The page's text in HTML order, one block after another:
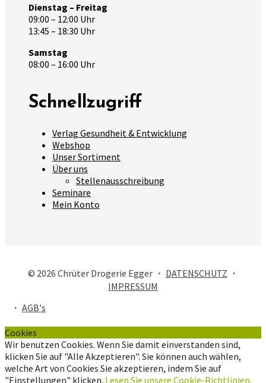
Dienstag – Freitag
09:00 – 12:00 Uhr
13:45 – 18:30 Uhr
Samstag
08:00 – 16:00 Uhr
Schnellzugriff
Verlag Gesundheit & Entwicklung
Webshop
Unser Sortiment
Über uns
Stellenausschreibung
Seminare
Mein Konto
© 2026 Chrüter Drogerie Egger ・ DATENSCHUTZ ・
IMPRESSUM
・ AGB's
Cookies
Wir benutzen Cookies. Wenn Sie damit einverstanden sind,
klicken Sie auf "Alle Akzeptieren". Sie können auch wählen,
welche Art von Cookies Sie akzeptieren, indem Sie auf
"Einstellungen" klicken. Lesen Sie unsere Cookie-Richtlinien.